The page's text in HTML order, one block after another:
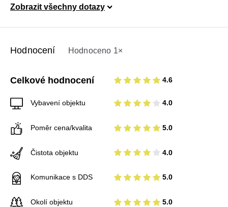
Zobrazit všechny dotazy
Hodnocení Hodnoceno 1×
Celkové hodnocení 4.6
Vybavení objektu 4.0
Poměr cena/kvalita 5.0
Čistota objektu 4.0
Komunikace s DDS 5.0
Okolí objektu 5.0